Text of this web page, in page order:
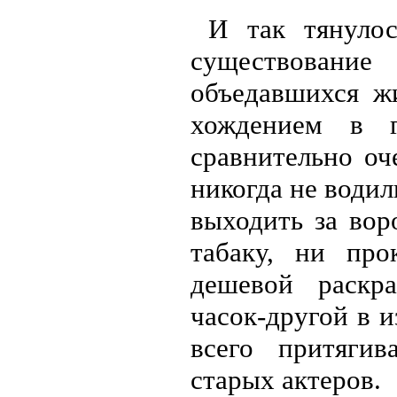
И так
объедавшихся
хождением в
сравнительно
никогда не
выходить за
табаку, ни
дешевой
часок-другой в
всего
старых актеров.